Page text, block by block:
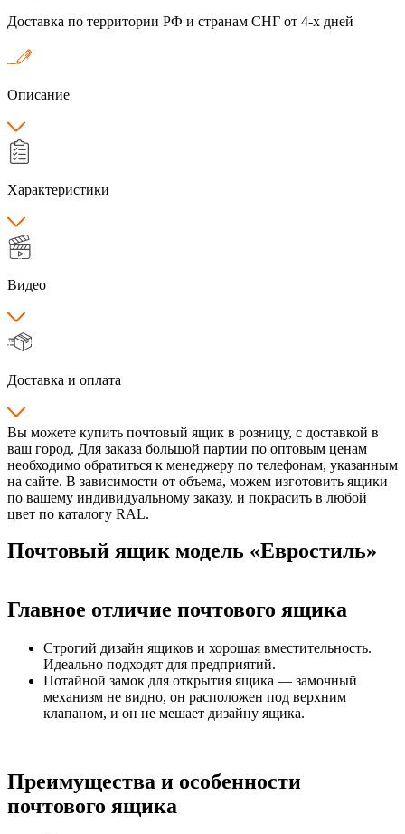
Доставка по территории РФ и странам СНГ от 4-х дней
Описание
Характеристики
Видео
Доставка и оплата
Вы можете купить почтовый ящик в розницу, с доставкой в
ваш город. Для заказа большой партии по оптовым ценам
необходимо обратиться к менеджеру по телефонам, указанным
на сайте. В зависимости от объема, можем изготовить ящики
по вашему индивидуальному заказу, и покрасить в любой
цвет по каталогу RAL.
Почтовый ящик модель «Евростиль»
Главное отличие почтового ящика
Строгий дизайн ящиков и хорошая вместительность.
Идеально подходят для предприятий.
Потайной замок для открытия ящика — замочный
механизм не видно, он расположен под верхним
клапаном, и он не мешает дизайну ящика.
Преимущества и особенности
почтового ящика